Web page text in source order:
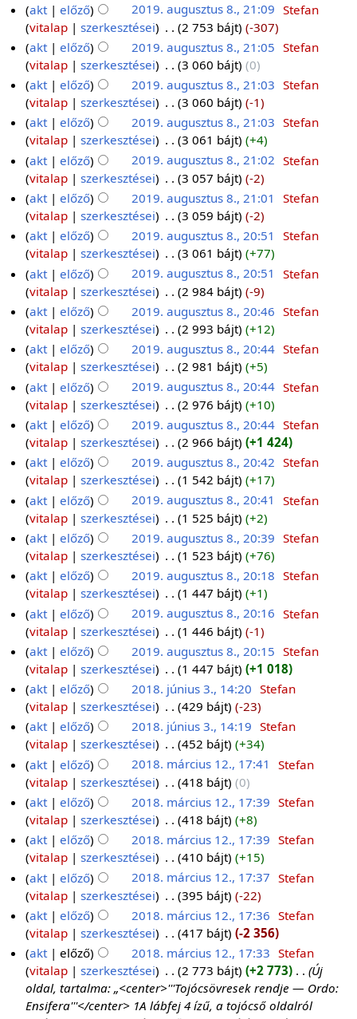
akt
előző 2019. augusztus 8., 21:09 Stefan
vitalap
szerkesztései 2 753 bájt
-307
akt
előző 2019. augusztus 8., 21:05 Stefan
vitalap
szerkesztései 3 060 bájt
0
akt
előző 2019. augusztus 8., 21:03 Stefan
vitalap
szerkesztései 3 060 bájt
-1
akt
előző 2019. augusztus 8., 21:03 Stefan
vitalap
szerkesztései 3 061 bájt
+4
akt
előző 2019. augusztus 8., 21:02 Stefan
vitalap
szerkesztései 3 057 bájt
-2
akt
előző 2019. augusztus 8., 21:01
Stefan
vitalap
szerkesztései 3 059 bájt
-2
akt
előző 2019. augusztus 8., 20:51
Stefan
vitalap
szerkesztései 3 061 bájt
+77
akt
előző 2019. augusztus 8., 20:51
Stefan
vitalap
szerkesztései 2 984 bájt
-9
akt
előző 2019. augusztus 8., 20:46 Stefan
vitalap
szerkesztései 2 993 bájt
+12
akt
előző 2019. augusztus 8., 20:44‎ Stefan
vitalap
szerkesztései 2 981 bájt
+5
akt
előző 2019. augusztus 8., 20:44‎ Stefan
vitalap
szerkesztései 2 976 bájt
+10
akt
előző 2019. augusztus 8., 20:44‎ Stefan
vitalap
szerkesztései 2 966 bájt
+1 424
akt
előző 2019. augusztus 8., 20:42 Stefan
vitalap
szerkesztései 1 542 bájt
+17
akt
előző 2019. augusztus 8., 20:41
Stefan
vitalap
szerkesztései 1 525 bájt
+2
akt
előző 2019. augusztus 8., 20:39 Stefan
vitalap
szerkesztései 1 523 bájt
+76
akt
előző 2019. augusztus 8., 20:18 Stefan
vitalap
szerkesztései 1 447 bájt
+1
akt
előző 2019. augusztus 8., 20:16 Stefan
vitalap
szerkesztései 1 446 bájt
-1
akt
előző 2019. augusztus 8., 20:15 Stefan
vitalap
szerkesztései 1 447 bájt
+1 018
akt
előző 2018. június 3., 14:20 Stefan
vitalap
szerkesztései 429 bájt
-23
akt
előző 2018. június 3., 14:19 Stefan
vitalap
szerkesztései 452 bájt
+34
akt
előző 2018. március 12., 17:41
Stefan
vitalap
szerkesztései 418 bájt
0
akt
előző 2018. március 12., 17:39 Stefan
vitalap
szerkesztései 418 bájt
+8
akt
előző 2018. március 12., 17:39 Stefan
vitalap
szerkesztései 410 bájt
+15
akt
előző 2018. március 12., 17:37 Stefan
vitalap
szerkesztései 395 bájt
-22
akt
előző 2018. március 12., 17:36 Stefan
vitalap
szerkesztései 417 bájt
-2 356
akt
előző 2018. március 12., 17:33 Stefan
vitalap
szerkesztései 2 773 bájt +2 773
Új
oldal, tartalma: „<center>'''Tojócsövresek rendje — Ordo:
Ensifera'''</center> 1A lábfej 4 ízű, a tojócső oldalról